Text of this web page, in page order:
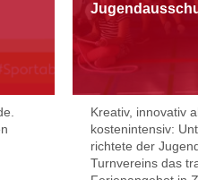
Kreativ, innovativ
kostenintensiv:
richtete der
Turnvereins das